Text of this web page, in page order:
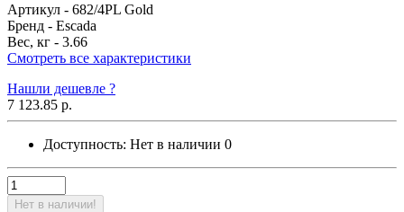
Артикул - 682/4PL Gold
Бренд - Escada
Вес, кг - 3.66
Смотреть все характеристики
Нашли дешевле ?
7 123.85 р.
Доступность: Нет в наличии 0
Нет в наличии!